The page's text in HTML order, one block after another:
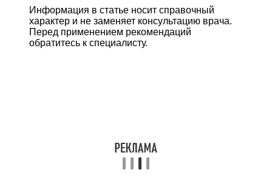
Информация в статье носит справочный
характер и не заменяет консультацию врача.
Перед применением рекомендаций
обратитесь к специалисту.